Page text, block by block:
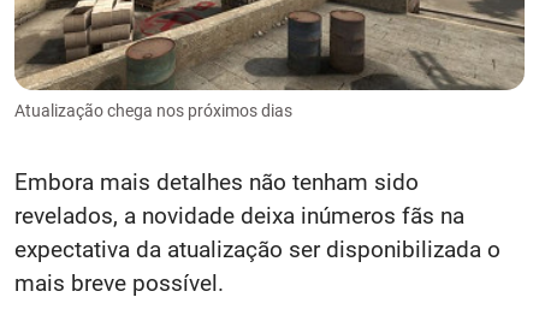
Atualização chega nos próximos dias
Embora mais detalhes não tenham sido
revelados, a novidade deixa inúmeros fãs na
expectativa da atualização ser disponibilizada o
mais breve possível.